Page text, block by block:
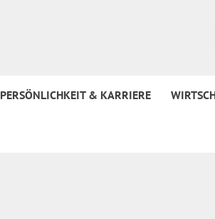
PERSÖNLICHKEIT & KARRIERE